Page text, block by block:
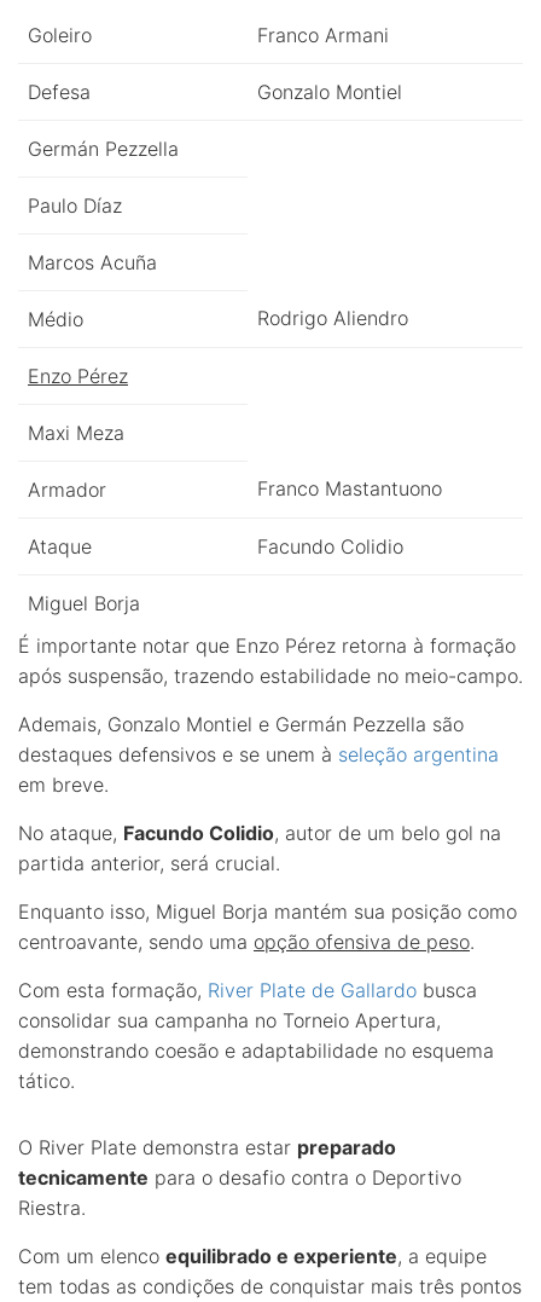
Goleiro Franco Armani
Defesa Gonzalo Montiel
Germán Pezzella
Paulo Díaz
Marcos Acuña
Médio Rodrigo Aliendro
Enzo Pérez
Maxi Meza
Armador Franco Mastantuono
Ataque Facundo Colidio
Miguel Borja
É importante notar que Enzo Pérez retorna à formação
após suspensão, trazendo estabilidade no meio-campo.
Ademais, Gonzalo Montiel e Germán Pezzella são
destaques defensivos e se unem à seleção argentina
em breve.
No ataque, Facundo Colidio, autor de um belo gol na
partida anterior, será crucial.
Enquanto isso, Miguel Borja mantém sua posição como
centroavante, sendo uma opção ofensiva de peso.
Com esta formação, River Plate de Gallardo busca
consolidar sua campanha no Torneio Apertura,
demonstrando coesão e adaptabilidade no esquema
tático.
O River Plate demonstra estar preparado
tecnicamente para o desafio contra o Deportivo
Riestra.
Com um elenco equilibrado e experiente, a equipe
tem todas as condições de conquistar mais três pontos